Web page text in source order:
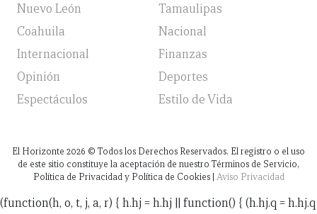
Nuevo León
Tamaulipas
Coahuila
Nacional
Internacional
Finanzas
Opinión
Deportes
Espectáculos
Estilo de Vida
El Horizonte 2026 © Todos los Derechos Reservados. El registro o el uso
de este sitio constituye la aceptación de nuestro Términos de Servicio,
Política de Privacidad y Política de Cookies | Aviso Privacidad
(function(h, o, t, j, a, r) { h.hj = h.hj || function() { (h.hj.q = h.hj.q